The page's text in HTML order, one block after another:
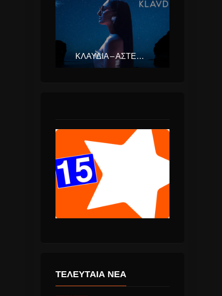
ΚΛΑΥΔΊΑ – ΑΣΤΕΡΟΜΆΤΑ (EUROVISION ΕΛΛΆΔΑ 2025)
ΤΕΛΕΥΤΑΙΑ ΝΕΑ